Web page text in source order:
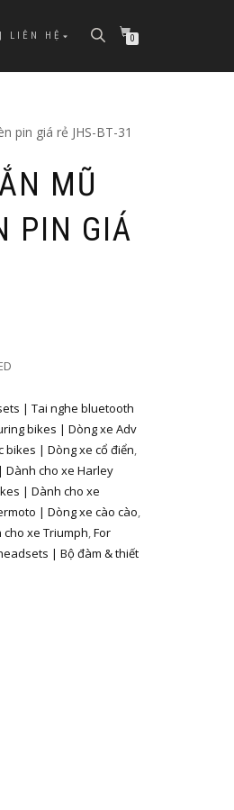
LIÊN HỆ 0
pin giá rẻ JHS-BT-31
MŨ
PIN GIÁ
| Tai nghe bluetooth
bikes | Dòng xe Adv
bikes | Dòng xe cổ điển,
Dành cho xe Harley
| Dành cho xe
| Dòng xe cào cào,
xe Triumph,For
| Bộ đàm & thiết